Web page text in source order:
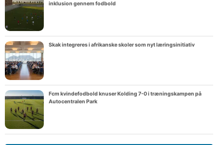
inklusion gennem fodbold
Skak integreres i afrikanske skoler som nyt læringsinitiativ
Fcm kvindefodbold knuser Kolding 7-0 i træningskampen på
Autocentralen Park